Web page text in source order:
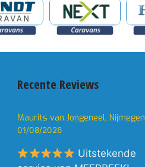
Recente Reviews
Maurits van Jongeneel, Nijmegen
01/08/2026
Uitstekende